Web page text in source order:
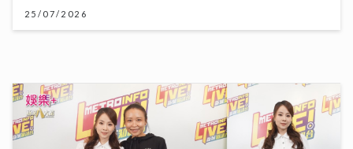
「賽馬會青少年體育記者計劃」為業界傳承 AI時代！體
育記者為何仍無可取代？傳媒人導師與學員熱血對話